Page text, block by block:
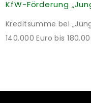
Kreditsumme bei
140.000 Euro bis